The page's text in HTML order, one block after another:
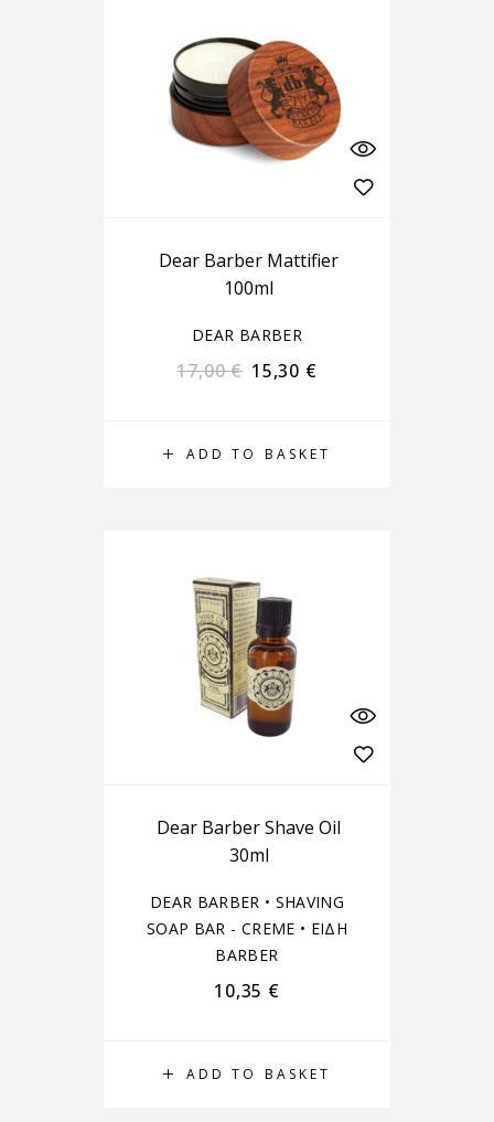
ADD TO BASKET
Dear Barber Mattifier
100ml
DEAR BARBER
17,00€ 15,30 €
ADD TO BASKET
Dear Barber Shave Oil
30ml
DEAR BARBER • SHAVING
SOAP BAR - CREME • ΕΙΔΗ
BARBER
10,35 €